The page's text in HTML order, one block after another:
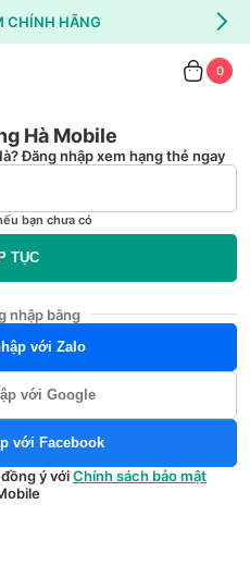
CHÍNH HÃNG
0
Hà Mobile
Đăng nhập xem hạng thẻ ngay
bạn chưa có
TỤC
nhập bằng
với Zalo
với Google
với Facebook
ý vớiChính sách bảo mật